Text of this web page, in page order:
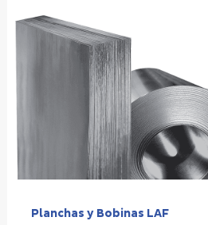
Planchas y Bobinas LAF